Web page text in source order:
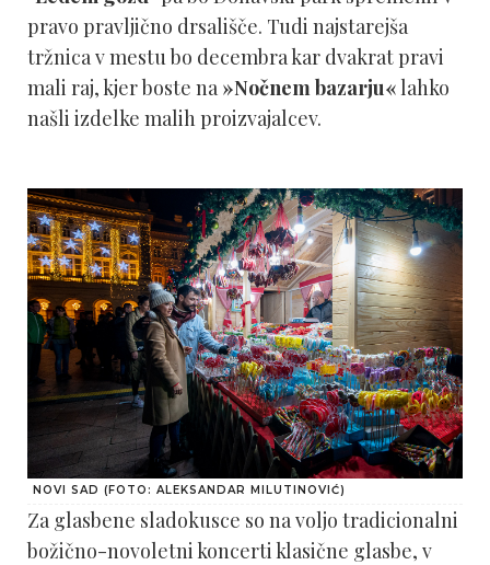
pravo pravljično drsališče. Tudi najstarejša
tržnica v mestu bo decembra kar dvakrat pravi
mali raj, kjer boste na »Nočnem bazarju«lahko
našli izdelke malih proizvajalcev.
NOVI SAD (FOTO: ALEKSANDAR MILUTINOVIĆ)
Za glasbene sladokusce so na voljo tradicionalni
božično-novoletni koncerti klasične glasbe, v